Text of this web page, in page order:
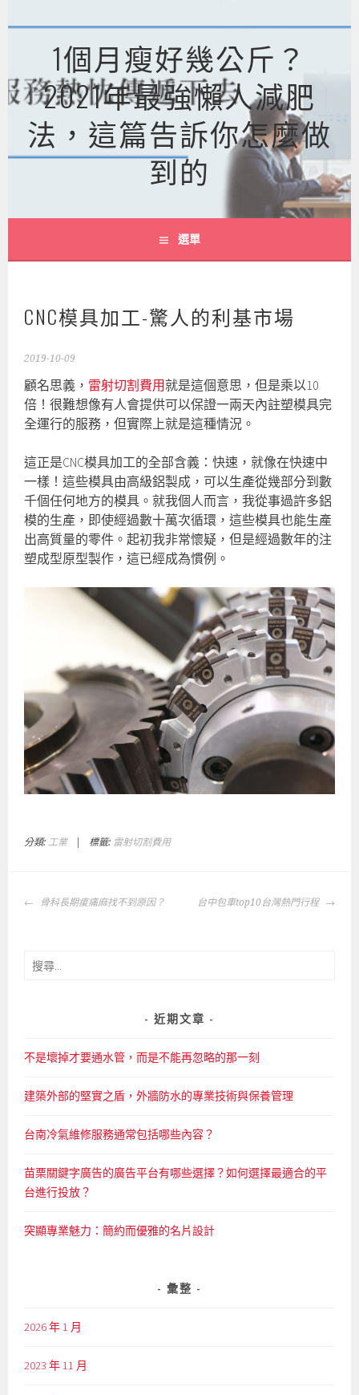
至
內
容
1個月瘦好幾公斤？
2021年最強懶人減肥
法，這篇告訴你怎麼做
到的
選單
CNC模具加工-驚人的利基市場
2019-10-09
顧名思義， 雷射切割費用就是這個意思，但是乘以10
倍！很難想像有人會提供可以保證一兩天內註塑模具完
全運行的服務，但實際上就是這種情況。
這正是CNC模具加工的全部含義：快速，就像在快速中
一樣！這些模具由高級鋁製成，可以生產從幾部分到數
千個任何地方的模具。就我個人而言，我從事過許多鋁
模的生產，即使經過數十萬次循環，這些模具也能生產
出高質量的零件。起初我非常懷疑，但是經過數年的注
塑成型原型製作，這已經成為慣例。
分類: 工業 標籤: 雷射切割費用
文
覽
骨科長期痠痛麻‎找不到原因？ 台中包車top10台灣熱門行程
搜
近期文章
不是壞掉才要通水管，而是不能再忽略的那一刻
建築外部的堅實之盾，外牆防水的專業技術與保養管理
台南冷氣維修服務通常包括哪些內容？
苗栗關鍵字廣告的廣告平台有哪些選擇？如何選擇最適合的平
台進行投放？
突顯專業魅力：簡約而優雅的名片設計
彙整
2026 年 1 月
2023 年 11 月